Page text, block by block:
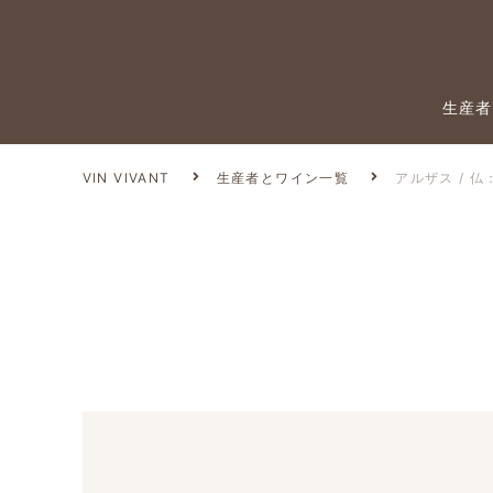
生産
VIN VIVANT 生産者とワイン一覧 アルザス / 仏